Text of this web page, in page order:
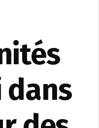
dans